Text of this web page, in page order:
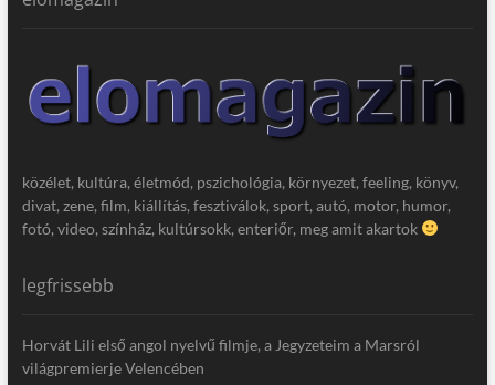
közélet, kultúra, életmód, pszichológia, környezet, feeling, könyv,
divat, zene, film, kiállítás, fesztiválok, sport, autó, motor, humor,
fotó, video, színház, kultúrsokk, enteriőr, meg amit akartok
legfrissebb
Horvát Lili első angol nyelvű filmje, a Jegyzeteim a Marsról
világpremierje Velencében